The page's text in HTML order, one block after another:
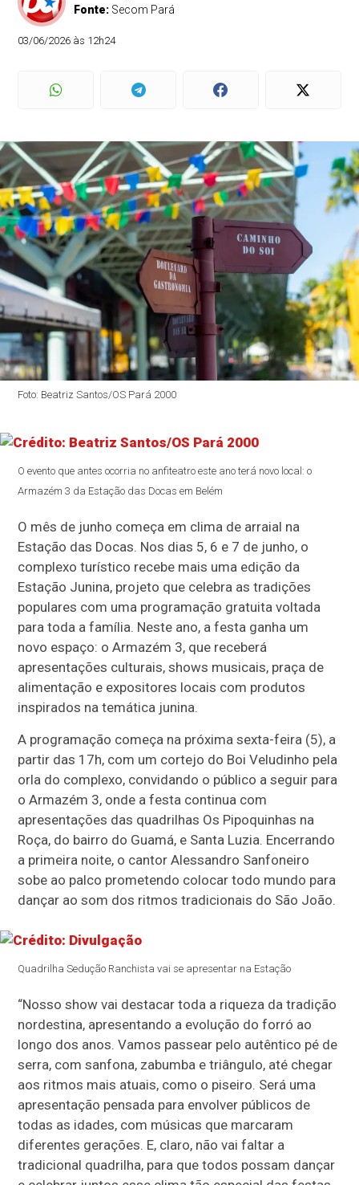
Fonte: Secom Pará
03/06/2026 às 12h24
Foto: Beatriz Santos/OS Pará 2000
O evento que antes ocorria no anfiteatro este ano terá novo local: o
Armazém 3 da Estação das Docas em Belém
O mês de junho começa em clima de arraial na
Estação das Docas. Nos dias 5, 6 e 7 de junho, o
complexo turístico recebe mais uma edição da
Estação Junina, projeto que celebra as tradições
populares com uma programação gratuita voltada
para toda a família. Neste ano, a festa ganha um
novo espaço: o Armazém 3, que receberá
apresentações culturais, shows musicais, praça de
alimentação e expositores locais com produtos
inspirados na temática junina.
A programação começa na próxima sexta-feira (5), a
partir das 17h, com um cortejo do Boi Veludinho pela
orla do complexo, convidando o público a seguir para
o Armazém 3, onde a festa continua com
apresentações das quadrilhas Os Pipoquinhas na
Roça, do bairro do Guamá, e Santa Luzia. Encerrando
a primeira noite, o cantor Alessandro Sanfoneiro
sobe ao palco prometendo colocar todo mundo para
dançar ao som dos ritmos tradicionais do São João.
Quadrilha Sedução Ranchista vai se apresentar na Estação
“Nosso show vai destacar toda a riqueza da tradição
nordestina, apresentando a evolução do forró ao
longo dos anos. Vamos passear pelo autêntico pé de
serra, com sanfona, zabumba e triângulo, até chegar
aos ritmos mais atuais, como o piseiro. Será uma
apresentação pensada para envolver públicos de
todas as idades, com músicas que marcaram
diferentes gerações. E, claro, não vai faltar a
tradicional quadrilha, para que todos possam dançar